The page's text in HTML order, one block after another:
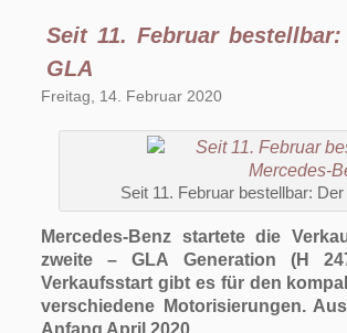
Seit 11. Februar
GLA
Freitag, 14. Februar 2020
Seit 11. Februar bestellbar:
Mercedes-Benz startete die
zweite – GLA Generation (H
Verkaufsstart gibt es für den
verschiedene Motorisierungen.
Anfang April 2020.